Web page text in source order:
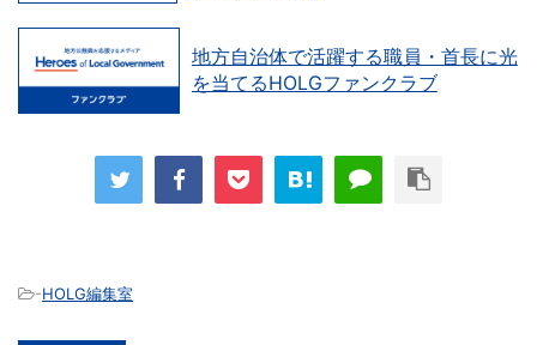
地方自治体で活躍する職員・首長に光
を当てるHOLGファンクラブ
-HOLG編集室